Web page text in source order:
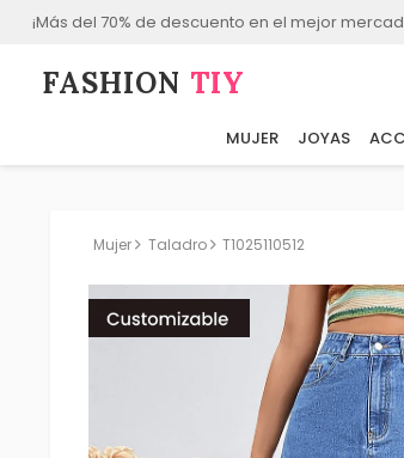
¡Más del 70% de descuento en el mejor
FASHION⁠ TIY
MUJER JOYAS
Mujer Taladro T1025110512